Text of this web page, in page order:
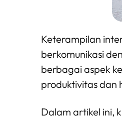
Keterampilan
berkomunikasi
berbagai aspek
produktivitas dan
Dalam artikel ini,